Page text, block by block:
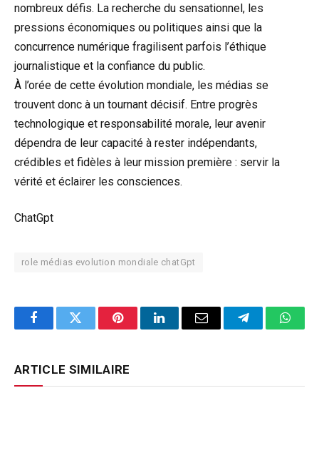
nombreux défis. La recherche du sensationnel, les
pressions économiques ou politiques ainsi que la
concurrence numérique fragilisent parfois l’éthique
journalistique et la confiance du public.
À l’orée de cette évolution mondiale, les médias se
trouvent donc à un tournant décisif. Entre progrès
technologique et responsabilité morale, leur avenir
dépendra de leur capacité à rester indépendants,
crédibles et fidèles à leur mission première : servir la
vérité et éclairer les consciences.
ChatGpt
role médias evolution mondiale chatGpt
FacebookTwitter PinterestLinkedInEmail Telegram
ARTICLE SIMILAIRE